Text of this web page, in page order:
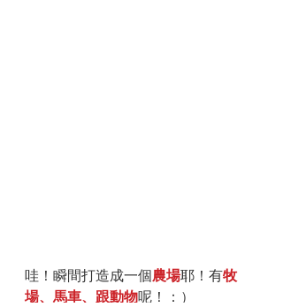
哇！瞬間打造成一個農場耶！有牧
場、馬車、跟動物呢！：）